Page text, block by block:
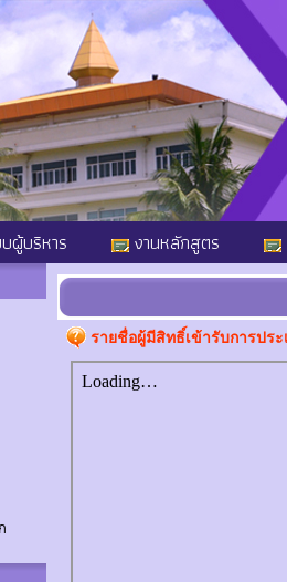
ผู้บริหาร งานหลักสูตร
รายชื่อผู้มีสิทธิ์เข้ารับการปร